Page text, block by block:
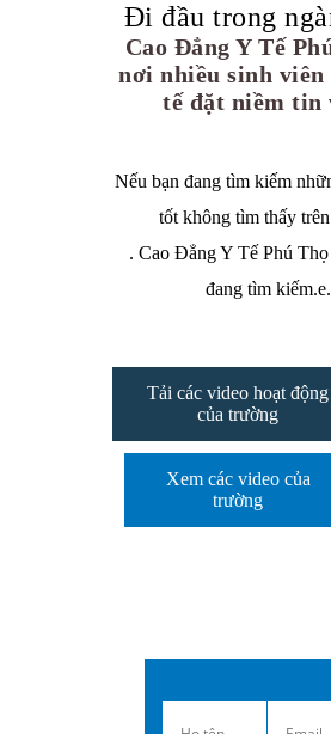
Đi đầu trong
Cao Đẳng Y Tế
nơi nhiều sinh viên
tế đặt niềm tin
Nếu bạn đang tìm kiếm
tốt không tìm thấy
. Cao Đẳng Y Tế Phú
đang tìm kiếm.e.
Tải các video hoạt động
của trường
Xem các video của
trường